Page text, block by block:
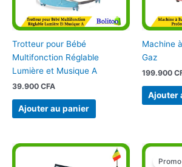
Trotteur pour Bébé
Multifonction Réglable
Lumière et Musique A
39.900 CFA
Ajouter au panier
Machine
Gaz
199.900
Ajouter